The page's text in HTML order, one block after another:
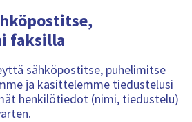
faksilla
sähköpostitse, puhelimitse
ja käsittelemme tiedustelusi
henkilötiedot (nimi, tiedustelu)